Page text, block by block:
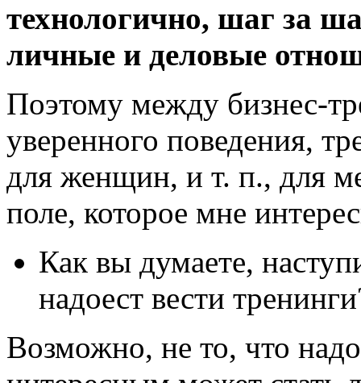
технологично, шаг за
личные и деловые
Поэтому между бизнес-
уверенного поведения,
для женщин, и т. п., для
поле, которое мне
Как вы думаете,
надоест вести
Возможно, не то, что